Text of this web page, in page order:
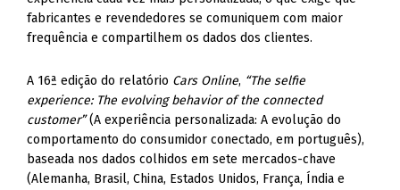
fabricantes e revendedores se comuniquem com maior
frequência e compartilhem os dados dos clientes.
A 16ª edição do relatório Cars Online, “The selfie
experience: The evolving behavior of the connected
customer”(A experiência personalizada: A evolução do
comportamento do consumidor conectado, em português),
baseada nos dados colhidos em sete mercados-chave
(Alemanha, Brasil, China, Estados Unidos, França, Índia e